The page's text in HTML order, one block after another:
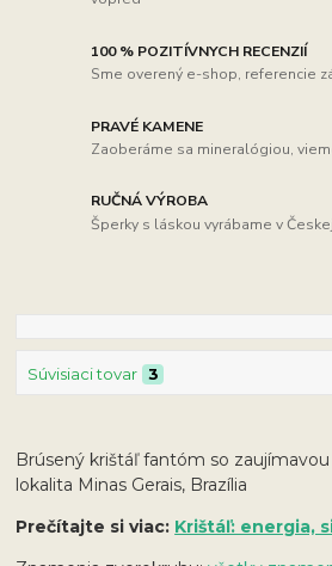
100 % POZITÍVNYCH RECENZIÍ
Sme overený e-shop, referencie
PRAVÉ KAMENE
Zaoberáme sa mineralógiou,
RUČNÁ VÝROBA
Šperky s láskou vyrábame v
Súvisiaci tovar 3
Brúsený krištáľ fantóm so
lokalita Minas Gerais, Brazília
Prečítajte si viac: Krištáľ: energia,